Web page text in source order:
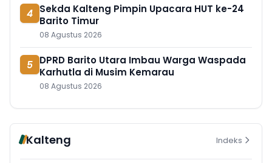
4 Sekda Kalteng Pimpin Upacara HUT ke-24
Barito Timur
08 Agustus 2026
5 DPRD Barito Utara Imbau Warga Waspada
Karhutla di Musim Kemarau
08 Agustus 2026
Kalteng Indeks